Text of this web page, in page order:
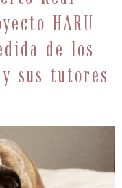
HARU
de los
sus tutores